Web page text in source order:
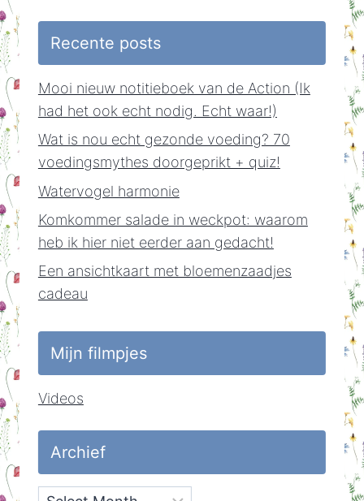
Recente posts
Mooi nieuw notitieboek van de Action (Ik
had het ook echt nodig. Echt waar!)
Wat is nou echt gezonde voeding? 70
voedingsmythes doorgeprikt + quiz!
Watervogel harmonie
Komkommer salade in weckpot: waarom
heb ik hier niet eerder aan gedacht!
Een ansichtkaart met bloemenzaadjes
cadeau
Mijn filmpjes
Videos
Archief
Archief